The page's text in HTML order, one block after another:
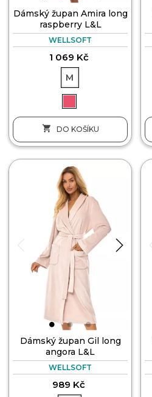
Dámský župan Amira long
raspberry L&L
WELLSOFT
1 069 Kč
M
 DO KOŠÍKU
Dámský župan Gil long
angora L&L
WELLSOFT
989 Kč